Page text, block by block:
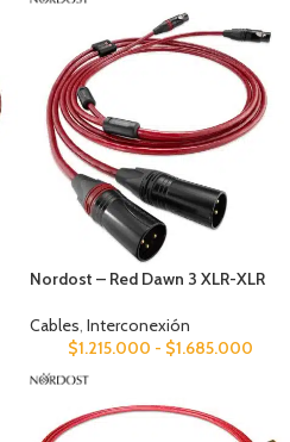
Nordost – Red Dawn 3 XLR-XLR
Cables, Interconexión
$1.215.000 - $1.685.000